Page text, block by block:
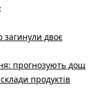
загинули двоє
прогнозують дощ
продуктів